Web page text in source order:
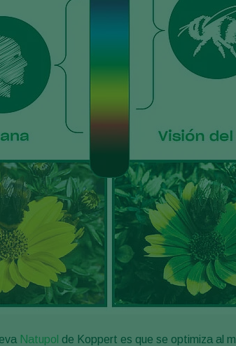
Natupol de Koppert es que se optimiza al